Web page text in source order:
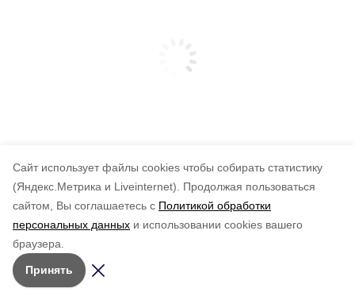
Cайт использует файлы cookies чтобы собирать статистику
(Яндекс.Метрика и Liveinternet).
Продолжая пользоваться
сайтом, Вы соглашаетесь с Политикой обработки
персональных данных и использовании cookies вашего
браузера.
Принять